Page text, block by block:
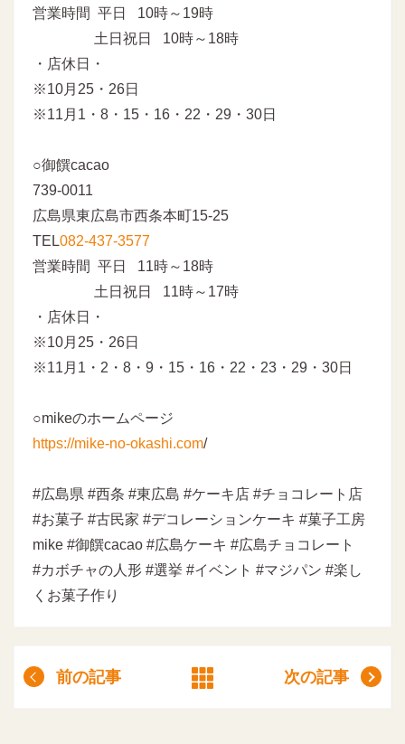
営業時間 平日 10時～19時
土日祝日 10時～18時
・店休日・
※10月25・26日
※11月1・8・15・16・22・29・30日
○御饌cacao
739-0011
広島県東広島市西条本町15-25
TEL082-437-3577
営業時間 平日 11時～18時
土日祝日 11時～17時
・店休日・
※10月25・26日
※11月1・2・8・9・15・16・22・23・29・30日
○mikeのホームページ
https://mike-no-okashi.com/
#広島県 #西条 #東広島 #ケーキ店 #チョコレート店
#お菓子 #古民家 #デコレーションケーキ #菓子工房
mike #御饌cacao #広島ケーキ #広島チョコレート
#カボチャの人形 #選挙 #イベント #マジパン #楽し
くお菓子作り
前の記事 次の記事